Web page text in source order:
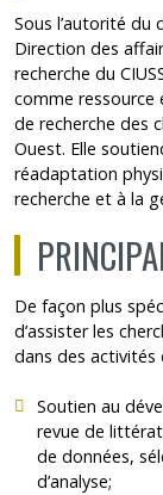
Sous l’autorité du
Direction des
recherche du
comme
de recherche des
Ouest. Elle
réadaptation
recherche et à la
De façon plus
d’assister les
dans des activités
Soutien au
revue de
de données,
d’analyse;